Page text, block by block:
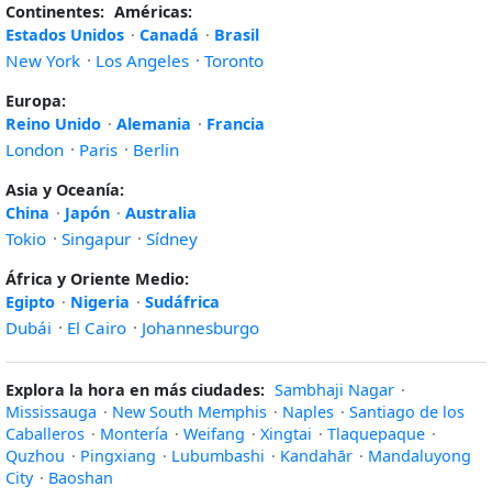
Continentes: Américas:
Estados Unidos · Canadá · Brasil
New York · Los Angeles · Toronto
Europa:
Reino Unido · Alemania · Francia
London · Paris · Berlin
Asia y Oceanía:
China · Japón · Australia
Tokio · Singapur · Sídney
África y Oriente Medio:
Egipto · Nigeria · Sudáfrica
Dubái · El Cairo · Johannesburgo
Explora la hora en más ciudades: Sambhaji Nagar ·
Mississauga · New South Memphis · Naples · Santiago de los
Caballeros · Montería · Weifang · Xingtai · Tlaquepaque ·
Quzhou · Pingxiang · Lubumbashi · Kandahār · Mandaluyong
City · Baoshan